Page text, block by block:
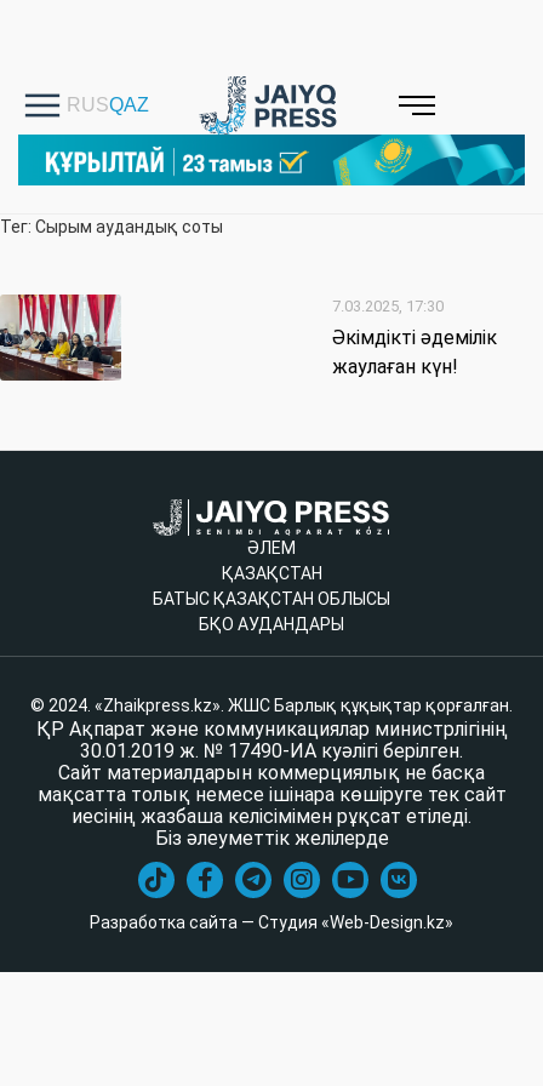
Тег: Сырым аудандық соты
7.03.2025, 17:30
Әкімдікті әдемілік
жаулаған күн!
ӘЛЕМ
ҚАЗАҚСТАН
БАТЫС ҚАЗАҚСТАН ОБЛЫСЫ
БҚО АУДАНДАРЫ
© 2024. «Zhaikpress.kz». ЖШС Барлық құқықтар қорғалған.
ҚР Ақпарат және коммуникациялар министрлігінің
30.01.2019 ж. № 17490-ИА куәлігі берілген.
Сайт материалдарын коммерциялық не басқа
мақсатта толық немесе ішінара көшіруге тек сайт
иесінің жазбаша келісімімен рұқсат етіледі.
Біз әлеуметтік желілерде
Разработка сайта — Студия «Web-Design.kz»